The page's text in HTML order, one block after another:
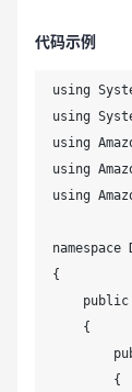
代码示例
using
using
using
using
using
{